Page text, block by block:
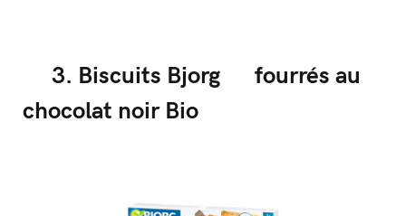
3. Biscuits Bjorg fourrés au
chocolat noir Bio